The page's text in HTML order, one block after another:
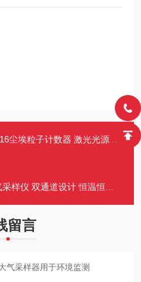
计数器 激光光源 100级至100万级检测范围
道设计 恒温恒流气体采样器 长寿命无刷泵
留言